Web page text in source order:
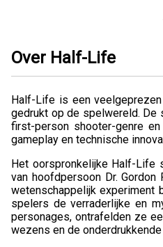
Over Half-Life
Half-Life is een
gedrukt op de spelwereld. De
first-person shooter-genre
gameplay en technische
Het oorspronkelijke Half-Life
van hoofdpersoon Dr.
wetenschappelijk experiment
spelers de verraderlijke en
personages, ontrafelden ze
wezens en de